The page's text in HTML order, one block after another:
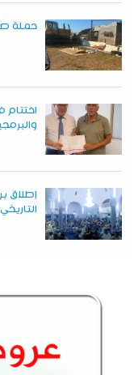
حملة
اختتام
إطلاق